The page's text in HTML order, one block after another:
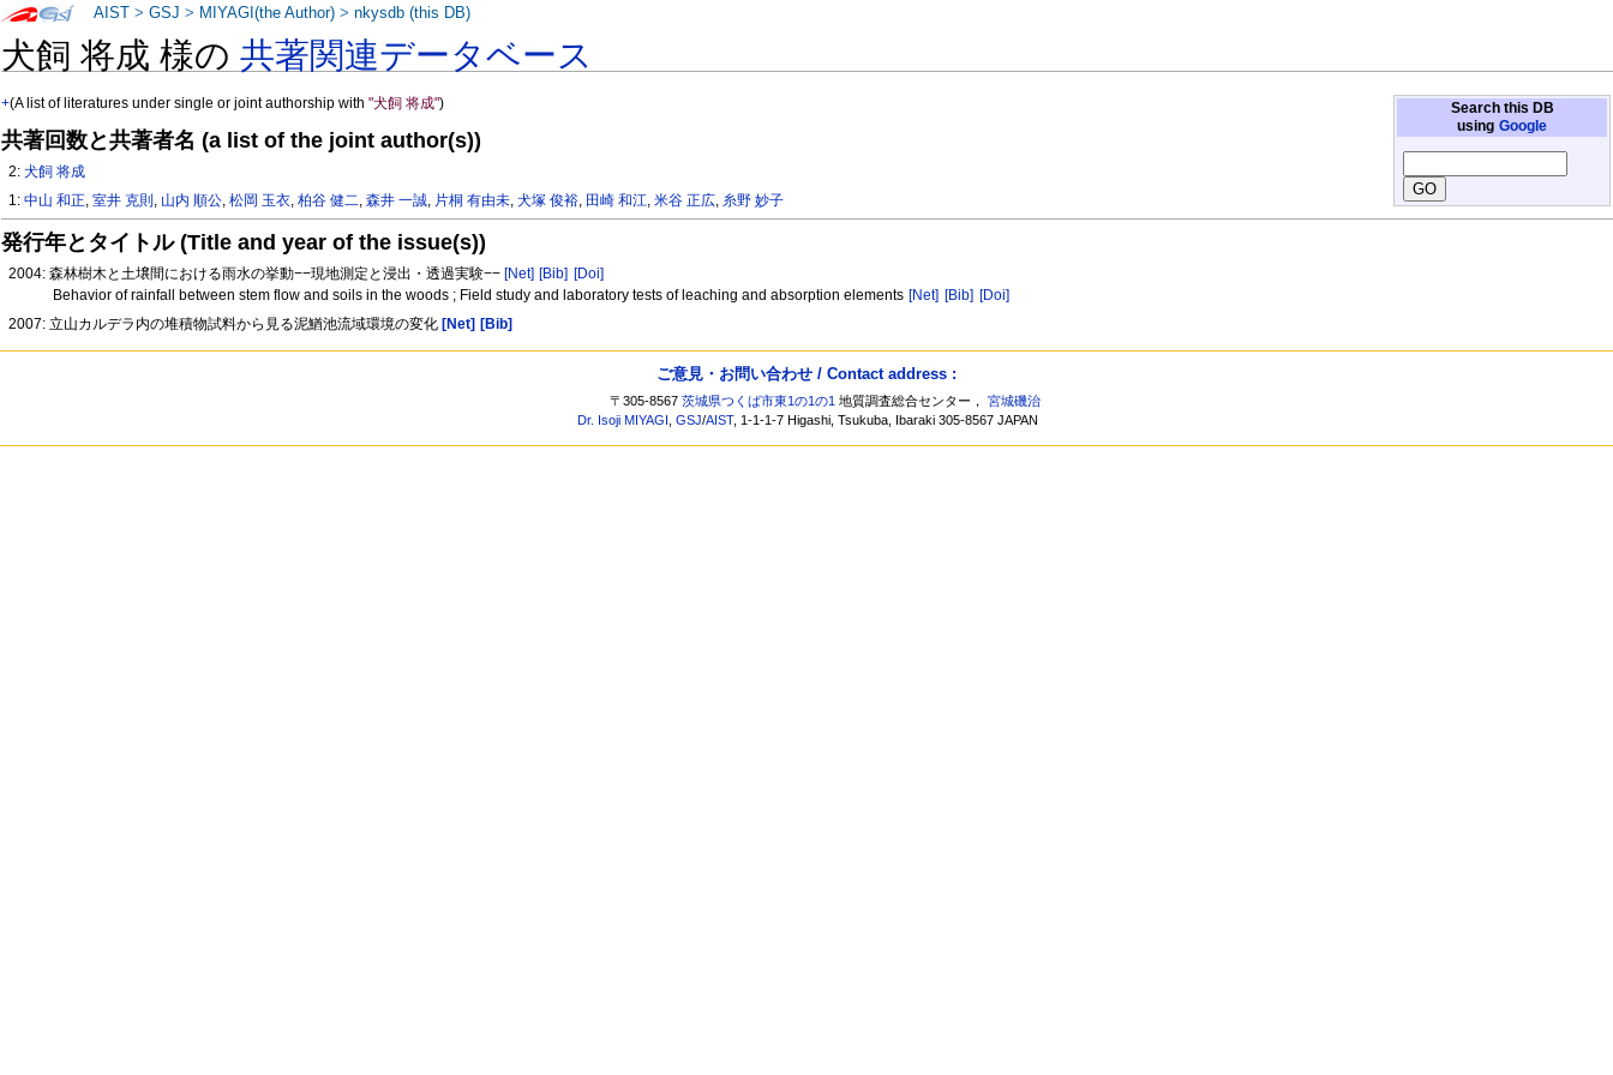
犬飼 将成 様の共著関連データベース
Search this DB
using Google
+(A list of literatures under single or joint authorship with"犬飼 将成")
共著回数と共著者名 (a list of the joint author(s))
2:犬飼 将成
1:中山 和正,室井 克則 , 山内 順公,松岡 玉衣,柏谷 健二,森井 一誠, 片桐 有由未,犬塚 俊裕, 田崎 和江,米谷 正広, 糸野 妙子
発行年とタイトル (Title and year of the issue(s))
2004: 森林樹木と土壌間における雨水の挙動−−現地測定と浸出・透過実験−− [Net] [Bib] [Doi]
Behavior of rainfall between stem flow and soils in the woods ; Field study and laboratory tests of leaching and absorption elements [Net] [Bib] [Doi]
2007: 立山カルデラ内の堆積物試料から見る泥鰌池流域環境の変化 [Net] [Bib]
AIST >GSJ > MIYAGI(the Author) >nkysdb (this DB)
ご意見・お問い合わせ / Contact address :
〒305-8567茨城県つくば市東1の1の1 地質調査総合センター，宮城磯治
Dr. Isoji MIYAGI ,GSJ/AIST, 1-1-1-7 Higashi, Tsukuba, Ibaraki 305-8567 JAPAN